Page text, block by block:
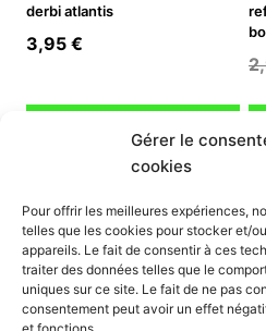
Gérer le
cookies
Pour offrir les meilleures expériences,
telles que les cookies pour stocker et/
appareils. Le fait de consentir à ces
traiter des données telles que le
uniques sur ce site. Le fait de ne pas
consentement peut avoir un effet
derbi atlantis
3,95 €
Mon compte
Nous contacter
Mode paiement
Nos services